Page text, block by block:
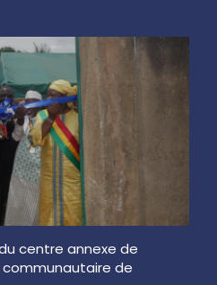
centre annexe de
de